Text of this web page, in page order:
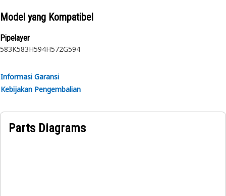
Model yang Kompatibel
Pipelayer
583K583H594H572G594
Informasi Garansi
Kebijakan Pengembalian
Parts Diagrams